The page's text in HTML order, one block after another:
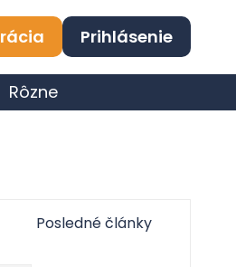
Prihlásenie
Rôzne
Posledné články